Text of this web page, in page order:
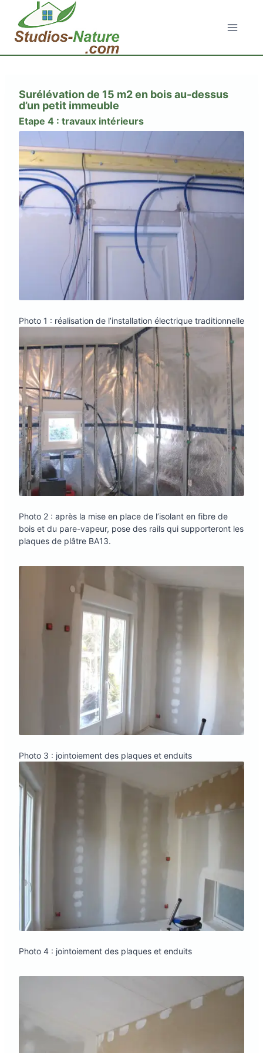
contenu
Surélévation de 15 m2 en bois au-dessus
d’un petit immeuble
Etape 4 : travaux intérieurs
Photo 1 : réalisation de l’installation électrique traditionnelle
Photo 2 : après la mise en place de l’isolant en fibre de
bois et du pare-vapeur, pose des rails qui supporteront les
plaques de plâtre BA13.
Photo 3 : jointoiement des plaques et enduits
Photo 4 : jointoiement des plaques et enduits